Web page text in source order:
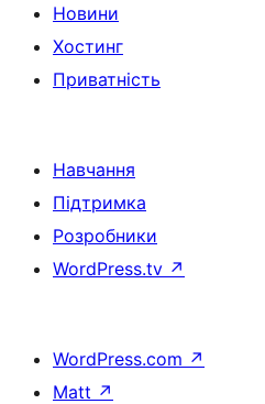
Новини
Хостинг
Приватність
Навчання
Підтримка
Розробники
WordPress.tv ↗
WordPress.com ↗
Matt ↗